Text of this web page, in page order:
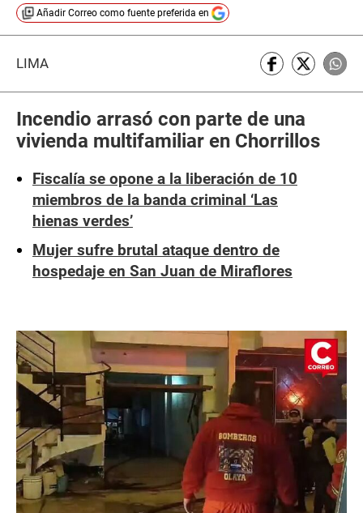
Añadir Correo como fuente preferida en
LIMA
Incendio arrasó con parte de una
vivienda multifamiliar en Chorrillos
Fiscalía se opone a la liberación de 10
miembros de la banda criminal ‘Las
hienas verdes’
Mujer sufre brutal ataque dentro de
hospedaje en San Juan de Miraflores